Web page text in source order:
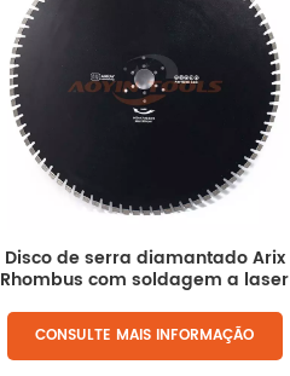
Disco de serra diamantado Arix
Rhombus com soldagem a laser
CONSULTE MAIS INFORMAÇÃO